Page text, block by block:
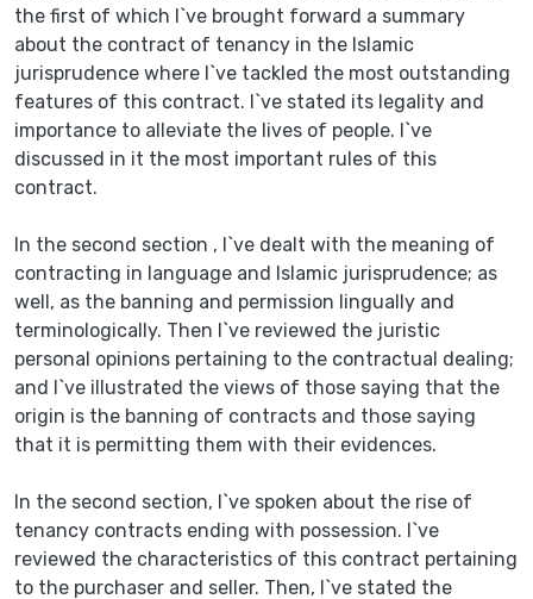
the first of which I`ve brought forward a summary
about the contract of tenancy in the Islamic
jurisprudence where I`ve tackled the most outstanding
features of this contract. I`ve stated its legality and
importance to alleviate the lives of people. I`ve
discussed in it the most important rules of this
contract.
In the second section , I`ve dealt with the meaning of
contracting in language and Islamic jurisprudence; as
well, as the banning and permission lingually and
terminologically. Then I`ve reviewed the juristic
personal opinions pertaining to the contractual dealing;
and I`ve illustrated the views of those saying that the
origin is the banning of contracts and those saying
that it is permitting them with their evidences.
In the second section, I`ve spoken about the rise of
tenancy contracts ending with possession. I`ve
reviewed the characteristics of this contract pertaining
to the purchaser and seller. Then, I`ve stated the